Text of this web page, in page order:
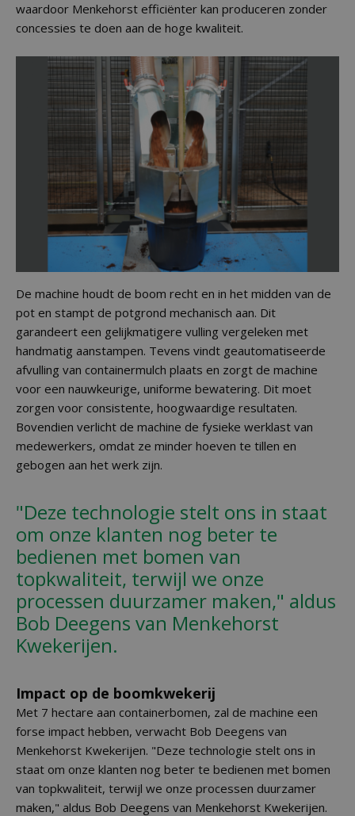
waardoor Menkehorst efficiënter kan produceren zonder
concessies te doen aan de hoge kwaliteit.
De machine houdt de boom recht en in het midden van de
pot en stampt de potgrond mechanisch aan. Dit
garandeert een gelijkmatigere vulling vergeleken met
handmatig aanstampen. Tevens vindt geautomatiseerde
afvulling van containermulch plaats en zorgt de machine
voor een nauwkeurige, uniforme bewatering. Dit moet
zorgen voor consistente, hoogwaardige resultaten.
Bovendien verlicht de machine de fysieke werklast van
medewerkers, omdat ze minder hoeven te tillen en
gebogen aan het werk zijn.
"Deze technologie stelt ons in staat
om onze klanten nog beter te
bedienen met bomen van
topkwaliteit, terwijl we onze
processen duurzamer maken," aldus
Bob Deegens van Menkehorst
Kwekerijen.
Impact op de boomkwekerij
Met 7 hectare aan containerbomen, zal de machine een
forse impact hebben, verwacht Bob Deegens van
Menkehorst Kwekerijen. "Deze technologie stelt ons in
staat om onze klanten nog beter te bedienen met bomen
van topkwaliteit, terwijl we onze processen duurzamer
maken," aldus Bob Deegens van Menkehorst Kwekerijen.